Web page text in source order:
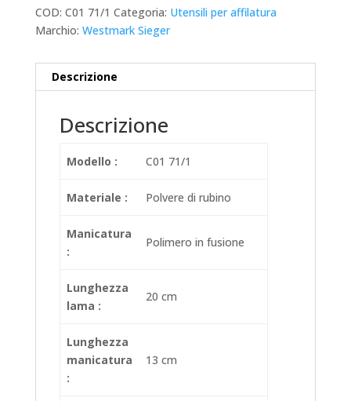
COD: C01 71/1 Categoria: Utensili per affilatura
Marchio: Westmark Sieger
Descrizione
Descrizione
Modello : C01 71/1
Materiale : Polvere di rubino
Manicatura
:
Polimero in fusione
Lunghezza
lama :
20 cm
Lunghezza
manicatura
:
13 cm